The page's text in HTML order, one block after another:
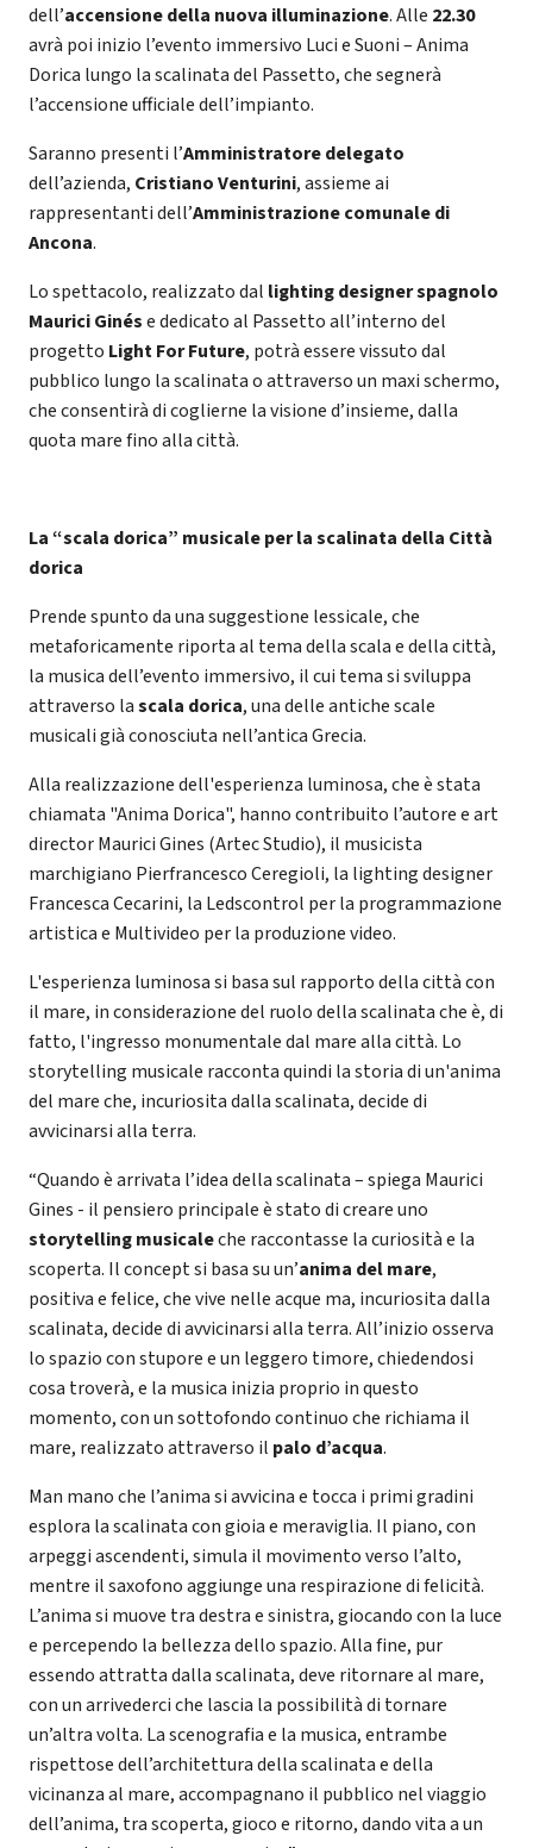
dell’accensione della nuova illuminazione. Alle 22.30
avrà poi inizio l’evento immersivo Luci e Suoni – Anima
Dorica lungo la scalinata del Passetto, che segnerà
l’accensione ufficiale dell’impianto.
Saranno presenti l’Amministratore delegato
dell’azienda, Cristiano Venturini, assieme ai
rappresentanti dell’Amministrazione comunale di
Ancona.
Lo spettacolo, realizzato dal lighting designer spagnolo
Maurici Ginése dedicato al Passetto all’interno del
progetto Light For Future, potrà essere vissuto dal
pubblico lungo la scalinata o attraverso un maxi schermo,
che consentirà di coglierne la visione d’insieme, dalla
quota mare fino alla città.
La “scala dorica” musicale per la scalinata della Città
dorica
Prende spunto da una suggestione lessicale, che
metaforicamente riporta al tema della scala e della città,
la musica dell’evento immersivo, il cui tema si sviluppa
attraverso lascala dorica, una delle antiche scale
musicali già conosciuta nell’antica Grecia.
Alla realizzazione dell'esperienza luminosa, che è stata
chiamata "Anima Dorica", hanno contribuito l’autore e art
director Maurici Gines (Artec Studio), il musicista
marchigiano Pierfrancesco Ceregioli, la lighting designer
Francesca Cecarini, la Ledscontrol per la programmazione
artistica e Multivideo per la produzione video.
L'esperienza luminosa si basa sul rapporto della città con
il mare, in considerazione del ruolo della scalinata che è, di
fatto, l'ingresso monumentale dal mare alla città. Lo
storytelling musicale racconta quindi la storia di un'anima
del mare che, incuriosita dalla scalinata, decide di
avvicinarsi alla terra.
“Quando è arrivata l’idea della scalinata – spiega Maurici
Gines - il pensiero principale è stato di creare uno
storytelling musicaleche raccontasse la curiosità e la
scoperta. Il concept si basa su un’anima del mare,
positiva e felice, che vive nelle acque ma, incuriosita dalla
scalinata, decide di avvicinarsi alla terra. All’inizio osserva
lo spazio con stupore e un leggero timore, chiedendosi
cosa troverà, e la musica inizia proprio in questo
momento, con un sottofondo continuo che richiama il
mare, realizzato attraverso il palo d’acqua.
Man mano che l’anima si avvicina e tocca i primi gradini
esplora la scalinata con gioia e meraviglia. Il piano, con
arpeggi ascendenti, simula il movimento verso l’alto,
mentre il saxofono aggiunge una respirazione di felicità.
L’anima si muove tra destra e sinistra, giocando con la luce
e percependo la bellezza dello spazio. Alla fine, pur
essendo attratta dalla scalinata, deve ritornare al mare,
con un arrivederci che lascia la possibilità di tornare
un’altra volta. La scenografia e la musica, entrambe
rispettose dell’architettura della scalinata e della
vicinanza al mare, accompagnano il pubblico nel viaggio
dell’anima, tra scoperta, gioco e ritorno, dando vita a un